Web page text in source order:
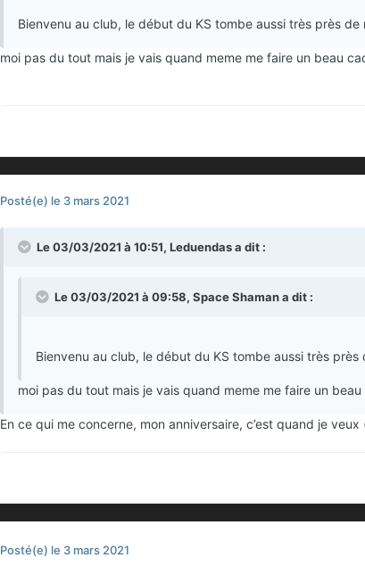
Bienvenu au club, le début du KS tombe aussi très près de
moi pas du tout mais je vais quand meme me faire un beau
Posté(e) le 3 mars 2021
Le 03/03/2021 à 10:51, Leduendasa dit :
Le 03/03/2021 à 09:58, Space Shamana dit :
Bienvenu au club, le début du KS tombe aussi très près
moi pas du tout mais je vais quand meme me faire un beau
En ce qui me concerne, mon anniversaire, c’est quand je
Posté(e) le 3 mars 2021